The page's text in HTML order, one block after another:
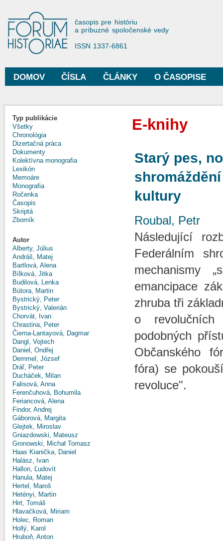
Forum Historiae
časopis pre históriu
a príbuzné spoločenské vedy
ISSN 1337-6861
Hlavné menu
DOMOV ČÍSLA ČLÁNKY O ČASOPISE
Typ publikácie
Všetky
Chronológia
Dizertačná práca
Dokumenty
Kolektívna monografia
Lexikón
Memoáre
Monografia
Ročenka
Časopis
Skriptá
Zborník
Autor
Alberty, Július
Andráš, Matej
Bartlová, Alena
Bílková, Jitka
Budilová, Lenka
Bútora, Martin
Bystrický, Peter
Bystrický, Valerián
Chorvát, Ivan
Chrastina, Peter
Čierna-Lantayová, Dagmar
Dangl, Vojtech
Daniel, Ondřej
Demmel, József
Dráľ, Peter
Ducháček, Milan
Falisová, Anna
Ferenčuhová, Bohumila
Feriancová, Alena
Findor, Andrej
Gáborová, Margita
Glejtek, Miroslav
Gniazdowski, Mateusz
Gronowski, Michał Tomasz
Haas Kianička, Daniel
Halász, Ivan
Hallon, Ľudovít
Hanula, Matej
Hertel, Maroš
Hetényi, Martin
Hirt, Tomáš
Hlavačková, Miriam
Holec, Roman
Hollý, Karol
Hruboň, Anton
E-knihy
Starý pes,
kultury
Roubal, Petr
Následující
Federálním
mechanismy
emancipace
zhruba tři
o
podobných
Občanského
fóra) se
revoluce".